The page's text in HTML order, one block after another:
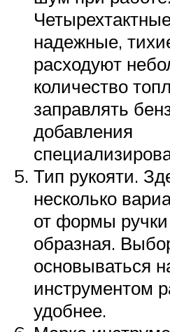
надежные,
расходуют
количество
заправлять
добавления
Тип рукояти.
несколько
от формы ручки
образная.
основываться
инструментом
удобнее.